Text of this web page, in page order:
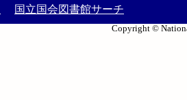
国立国会図書館サーチ
Copyright ©